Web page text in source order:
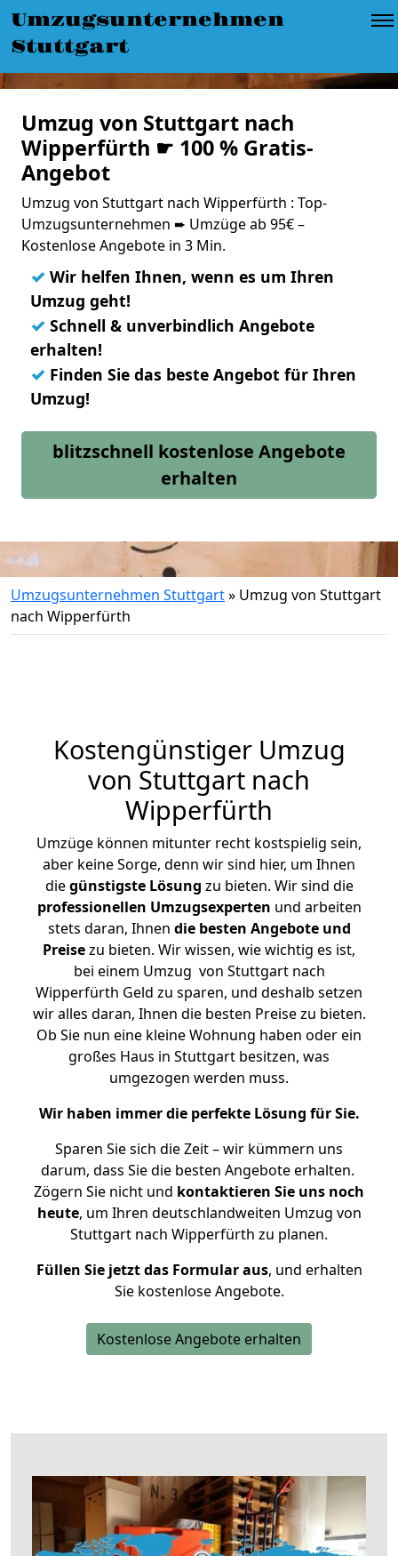
Umzugsunternehmen
Stuttgart
Umzug von Stuttgart nach
Wipperfürth ☛ 100 % Gratis-
Angebot
Umzug von Stuttgart nach Wipperfürth : Top-
Umzugsunternehmen ➨ Umzüge ab 95€ –
Kostenlose Angebote in 3 Min.
✓ Wir helfen Ihnen, wenn es um Ihren
Umzug geht!
✓ Schnell & unverbindlich Angebote
erhalten!
✓ Finden Sie das beste Angebot für Ihren
Umzug!
blitzschnell kostenlose Angebote
erhalten
Umzugsunternehmen Stuttgart» Umzug von Stuttgart
nach Wipperfürth
Kostengünstiger Umzug
von Stuttgart nach
Wipperfürth
Umzüge können mitunter recht kostspielig sein,
aber keine Sorge, denn wir sind hier, um Ihnen
diegünstigste Lösung zu bieten. Wir sind die
professionellen Umzugsexperten und arbeiten
stets daran, Ihnen die besten Angebote und
Preisezu bieten. Wir wissen, wie wichtig es ist,
bei einem Umzug von Stuttgart nach
Wipperfürth Geld zu sparen, und deshalb setzen
wir alles daran, Ihnen die besten Preise zu bieten.
Ob Sie nun eine kleine Wohnung haben oder ein
großes Haus in Stuttgart besitzen, was
umgezogen werden muss.
Wir haben immer die perfekte Lösung für Sie.
Sparen Sie sich die Zeit – wir kümmern uns
darum, dass Sie die besten Angebote erhalten.
Zögern Sie nicht und kontaktieren Sie uns noch
heute, um Ihren deutschlandweiten Umzug von
Stuttgart nach Wipperfürth zu planen.
Füllen Sie jetzt das Formular aus, und erhalten
Sie kostenlose Angebote.
Kostenlose Angebote erhalten